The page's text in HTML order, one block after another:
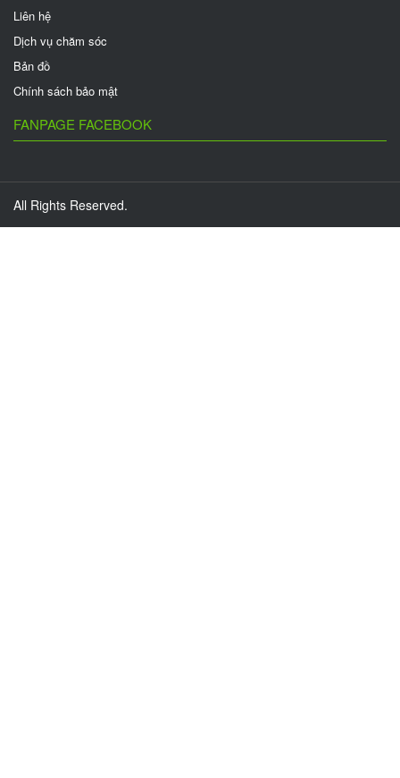
Liên hệ
Dịch vụ chăm sóc
Bản đồ
Chính sách bảo mật
FANPAGE FACEBOOK
All Rights Reserved.